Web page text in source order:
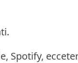
Spotify,